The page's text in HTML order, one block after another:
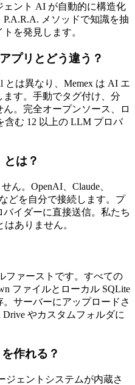
ント AI が自動的に構造化
メソッドで知識を抽
を発見します。
プリとどう違う？
とは異なり、Memex は AI エ
す。手動でタグ付け、分
。完全オープンソース、ロ
含む 12 以上の LLM プロバ
とは？
ん。OpenAI、Claude、
どを自分で接続します。プ
イダーに直接送信。私たち
ありません。
ファーストです。すべての
ファイルとローカル SQLite
サーバーにアップロードさ
やカスタムフォルダに
作れる？
ジェントシステムが内蔵さ